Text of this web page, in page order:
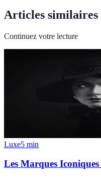
Articles similaires
Continuez votre lecture
Luxe5 min
Les Marques